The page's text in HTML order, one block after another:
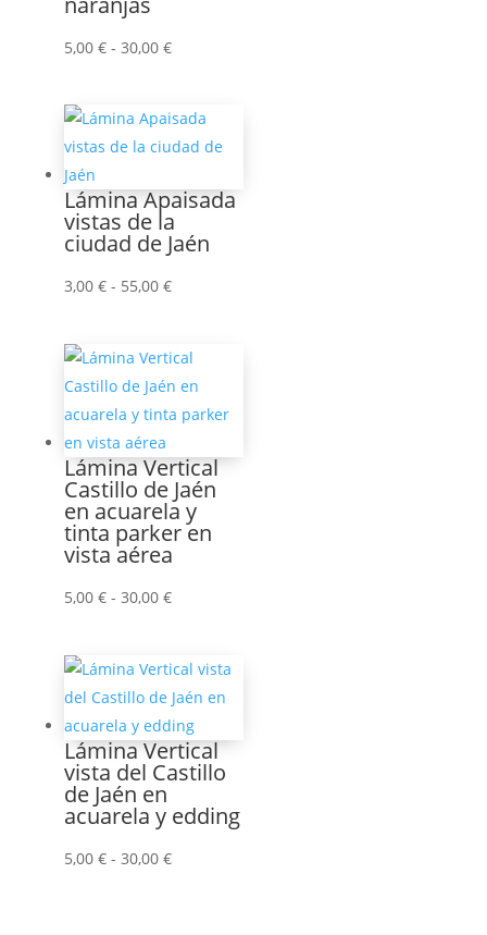
5,00 € - 30,00 €Rango
desde
5,00 €
hasta
30,00 €
Lámina Apaisada
vistas de la
ciudad de Jaén
3,00 € - 55,00 €Rango
desde
3,00 €
hasta
55,00 €
Lámina Vertical
Castillo de Jaén
en acuarela y
tinta parker en
vista aérea
5,00 € - 30,00 €Rango
desde
5,00 €
hasta
30,00 €
Lámina Vertical
vista del Castillo
de Jaén en
acuarela y edding
5,00 € - 30,00 €Rango